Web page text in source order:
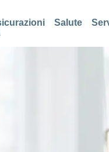
Salute